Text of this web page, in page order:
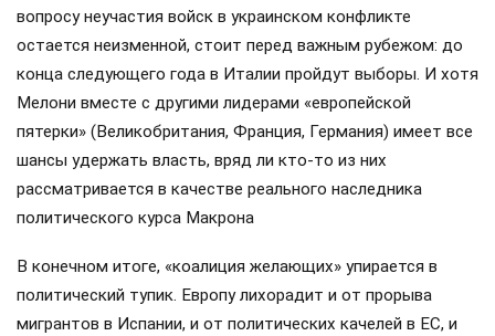
вопросу неучастия войск в украинском конфликте
остается неизменной, стоит перед важным рубежом: до
конца следующего года в Италии пройдут выборы. И хотя
Мелони вместе с другими лидерами «европейской
пятерки» (Великобритания, Франция, Германия) имеет все
шансы удержать власть, вряд ли кто-то из них
рассматривается в качестве реального наследника
политического курса Макрона
В конечном итоге, «коалиция желающих» упирается в
политический тупик. Европу лихорадит и от прорыва
мигрантов в Испании, и от политических качелей в ЕС, и